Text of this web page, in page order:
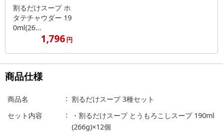
割るだけスープ ホ
タテチャウダー 19
0ml(26...
1,796円
商品仕様
商品名
割るだけスープ 3種セット
セット内容
・割るだけスープ とうもろこしスープ 190ml
(266g)×12個